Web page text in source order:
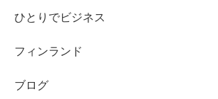
ひとりでビジネス
フィンランド
ブログ